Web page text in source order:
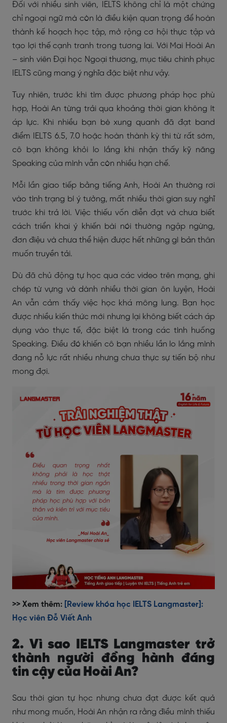
Đối với nhiều sinh viên, IELTS không chỉ là một chứng
chỉ ngoại ngữ mà còn là điều kiện quan trọng để hoàn
thành kế hoạch học tập, mở rộng cơ hội thực tập và
tạo lợi thế cạnh tranh trong tương lai. Với Mai Hoài An
– sinh viên Đại học Ngoại thương, mục tiêu chinh phục
IELTS cũng mang ý nghĩa đặc biệt như vậy.
Tuy nhiên, trước khi tìm được phương pháp học phù
hợp, Hoài An từng trải qua khoảng thời gian không ít
áp lực. Khi nhiều bạn bè xung quanh đã đạt band
điểm IELTS 6.5, 7.0 hoặc hoàn thành kỳ thi từ rất sớm,
cô bạn không khỏi lo lắng khi nhận thấy kỹ năng
Speaking của mình vẫn còn nhiều hạn chế.
Mỗi lần giao tiếp bằng tiếng Anh, Hoài An thường rơi
vào tình trạng bí ý tưởng, mất nhiều thời gian suy nghĩ
trước khi trả lời. Việc thiếu vốn diễn đạt và chưa biết
cách triển khai ý khiến bài nói thường ngập ngừng,
đơn điệu và chưa thể hiện được hết những gì bản thân
muốn truyền tải.
Dù đã chủ động tự học qua các video trên mạng, ghi
chép từ vựng và dành nhiều thời gian ôn luyện, Hoài
An vẫn cảm thấy việc học khá mông lung. Bạn học
được nhiều kiến thức mới nhưng lại không biết cách áp
dụng vào thực tế, đặc biệt là trong các tình huống
Speaking. Điều đó khiến cô bạn nhiều lần lo lắng mình
đang nỗ lực rất nhiều nhưng chưa thực sự tiến bộ như
mong đợi.
>> Xem thêm:
[Review khóa học IELTS Langmaster]:
Học viên Đỗ Viết Anh
2. Vì sao IELTS Langmaster trở
thành người đồng hành đáng
tin cậy của Hoài An?
Sau thời gian tự học nhưng chưa đạt được kết quả
như mong muốn, Hoài An nhận ra rằng điều mình thiếu